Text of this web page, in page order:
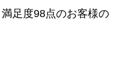
足度98点のお客様の